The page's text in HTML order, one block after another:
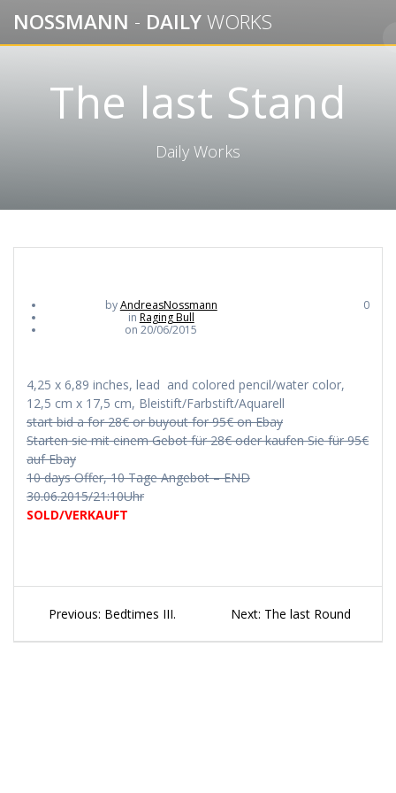
to
content
NOSSMANN - DAILYWORKS
The last Stand
Daily Works
byAndreasNossmann
in Raging Bull
on 20/06/2015
0
4,25 x 6,89 inches, lead and colored pencil/water color,
12,5 cm x 17,5 cm, Bleistift/Farbstift/Aquarell
start bid a for 28€ or buyout for 95€ on Ebay
Starten sie mit einem Gebot für 28€ oder kaufen Sie für 95€
auf Ebay
10 days Offer, 10 Tage Angebot – END
30.06.2015/21:10Uhr
SOLD/VERKAUFT
Beitragsnavigation
Previous: Previous
Bedtimes III. Next: Next
The last Round